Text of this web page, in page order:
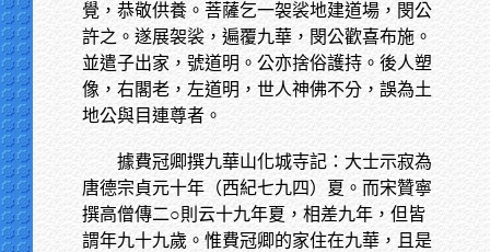
覺，恭敬供養。菩薩乞一袈裟地建道場，閔公
許之。遂展袈裟，遍覆九華，閔公歡喜布施。
並遣子出家，號道明。公亦捨俗護持。後人塑
像，右閣老，左道明，世人神佛不分，誤為土
地公與目連尊者。
據費冠卿撰九華山化城寺記：大士示寂為
唐德宗貞元十年（西紀七九四）夏。而宋贊寧
撰高僧傳二○則云十九年夏，相差九年，但皆
謂年九十九歲。惟費冠卿的家住在九華，且是